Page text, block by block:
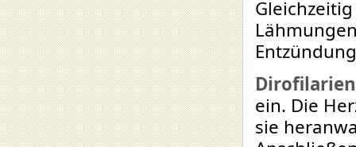
Dirofilarien
ein. Die
sie